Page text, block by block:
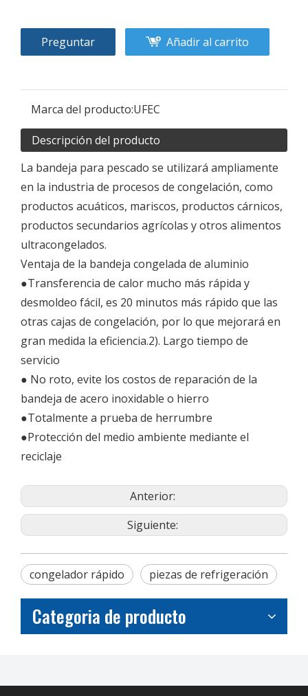
Preguntar Añadir al carrito
Marca del producto:UFEC
Descripción del producto
La bandeja para pescado se utilizará ampliamente
en la industria de procesos de congelación, como
productos acuáticos, mariscos, productos cárnicos,
productos secundarios agrícolas y otros alimentos
ultracongelados.
Ventaja de la bandeja congelada de aluminio
●Transferencia de calor mucho más rápida y
desmoldeo fácil, es 20 minutos más rápido que las
otras cajas de congelación, por lo que mejorará en
gran medida la eficiencia.2). Largo tiempo de
servicio
● No roto, evite los costos de reparación de la
bandeja de acero inoxidable o hierro
●Totalmente a prueba de herrumbre
●Protección del medio ambiente mediante el
reciclaje
Anterior:
Siguiente:
congelador rápido piezas de refrigeración
Categoria de producto